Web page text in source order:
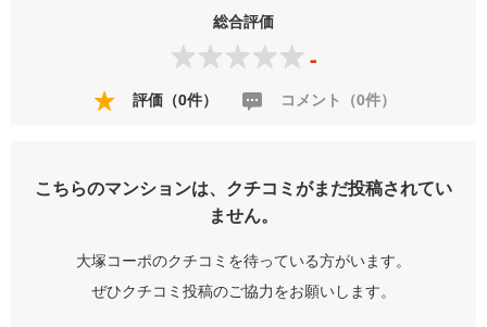
総合評価
-
評価（0件） コメント（0件）
こちらのマンションは、クチコミがまだ投稿されてい
ません。
大塚コーポのクチコミを待っている方がいます。
ぜひクチコミ投稿のご協力をお願いします。